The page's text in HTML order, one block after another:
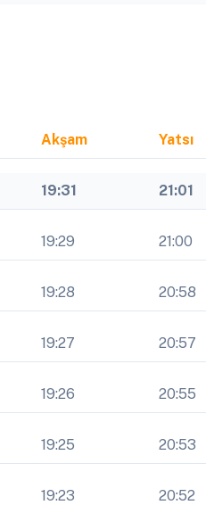
Akşam Yatsı
19:31 21:01
19:29 21:00
19:28 20:58
19:27 20:57
19:26 20:55
19:25 20:53
19:23 20:52